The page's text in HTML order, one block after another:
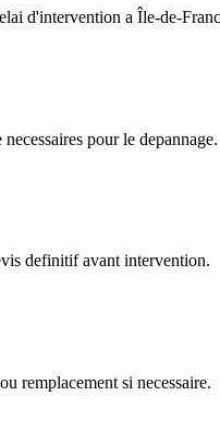
d'intervention a Île-de-
pour le depannage.
definitif avant intervention.
remplacement si necessaire.